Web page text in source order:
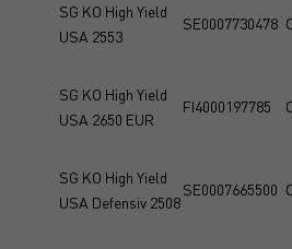
SG KO High Yield
USA 2553
SE0007730478
SG KO High Yield
USA 2650 EUR
FI4000197785
SG KO High Yield
USA Defensiv 2508
SE0007665500